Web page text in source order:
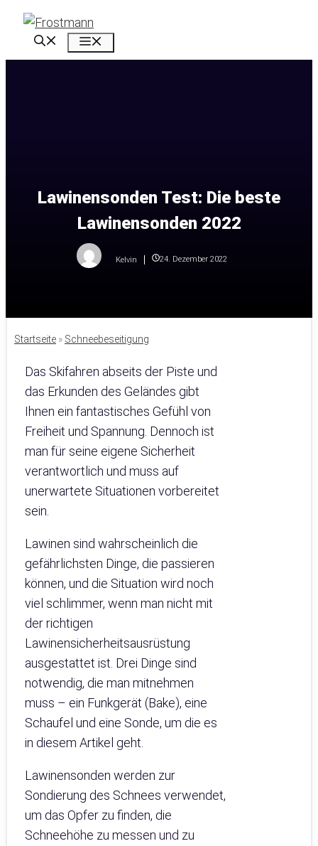
Zum
Inhalt
Lawinensonden Test: Die beste
Lawinensonden 2022
Kelvin 24. Dezember 2022
Startseite » Schneebeseitigung
Das Skifahren abseits der Piste und
das Erkunden des Geländes gibt
Ihnen ein fantastisches Gefühl von
Freiheit und Spannung. Dennoch ist
man für seine eigene Sicherheit
verantwortlich und muss auf
unerwartete Situationen vorbereitet
sein.
Lawinen sind wahrscheinlich die
gefährlichsten Dinge, die passieren
können, und die Situation wird noch
viel schlimmer, wenn man nicht mit
der richtigen
Lawinensicherheitsausrüstung
ausgestattet ist. Drei Dinge sind
notwendig, die man mitnehmen
muss – ein Funkgerät (Bake), eine
Schaufel und eine Sonde, um die es
in diesem Artikel geht.
Lawinensonden werden zur
Sondierung des Schnees verwendet,
um das Opfer zu finden, die
Schneehöhe zu messen und zu